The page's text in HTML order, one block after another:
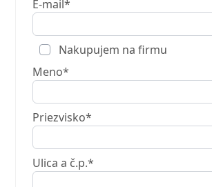
E-mail*
Nakupujem na firmu
Meno*
Priezvisko*
Ulica a č.p.*